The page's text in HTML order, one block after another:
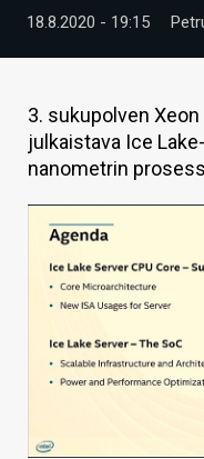
TECHBBS
HINTA.FI
KAUPPA
VAIHDA TEEMA
18.8.2020 - 19:15
3. sukupolven
julkaistava Ice
nanometrin